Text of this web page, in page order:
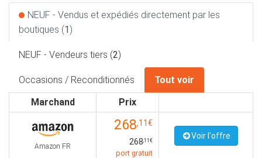
NEUF - Vendus et expédiés directement par les
boutiques (1)
NEUF - Vendeurs tiers (2)
Occasions / Reconditionnés
Tout voir
Marchand
Prix
Amazon FR
268,11€
268,11€
port gratuit
Voir l'offre